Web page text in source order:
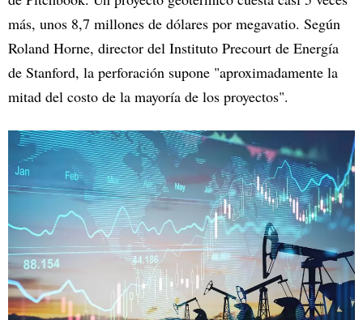
más, unos 8,7 millones de dólares por megavatio. Según
Roland Horne, director del Instituto Precourt de Energía
de Stanford, la perforación supone "aproximadamente la
mitad del costo de la mayoría de los proyectos".